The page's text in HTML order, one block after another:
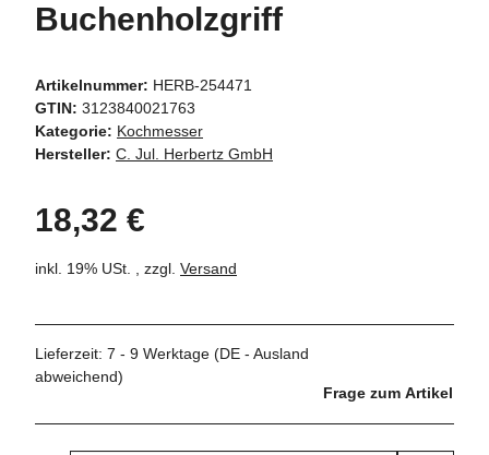
Buchenholzgriff
Artikelnummer: HERB-254471
GTIN: 3123840021763
Kategorie: Kochmesser
Hersteller: C. Jul. Herbertz GmbH
18,32 €
inkl. 19% USt. , zzgl. Versand
Lieferzeit: 7 - 9 Werktage (DE - Ausland
abweichend)
Frage zum Artikel